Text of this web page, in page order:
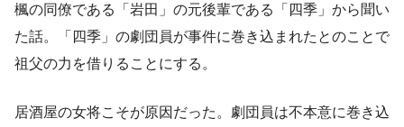
楓の同僚である「岩田」の元後輩である「四季」から聞い
た話。「四季」の劇団員が事件に巻き込まれたとのことで
祖父の力を借りることにする。
居酒屋の女将こそが原因だった。劇団員は不本意に巻き込